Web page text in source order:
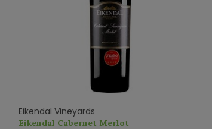
Eikendal Vineyards
Eikendal Cabernet Merlot